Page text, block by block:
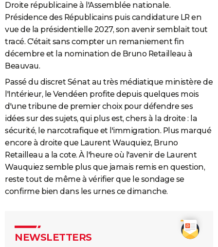
Droite républicaine à l'Assemblée nationale.
Présidence des Républicains puis candidature LR en
vue de la présidentielle 2027, son avenir semblait tout
tracé. C'était sans compter un remaniement fin
décembre et la nomination de Bruno Retailleau à
Beauvau.
Passé du discret Sénat au très médiatique ministère de
l'Intérieur, le Vendéen profite depuis quelques mois
d'une tribune de premier choix pour défendre ses
idées sur des sujets, qui plus est, chers à la droite : la
sécurité, le narcotrafique et l'immigration. Plus marqué
encore à droite que Laurent Wauquiez, Bruno
Retailleau a la cote. À l'heure où l'avenir de Laurent
Wauquiez semble plus que jamais remis en question,
reste tout de même à vérifier que le sondage se
confirme bien dans les urnes ce dimanche.
NEWSLETTERS